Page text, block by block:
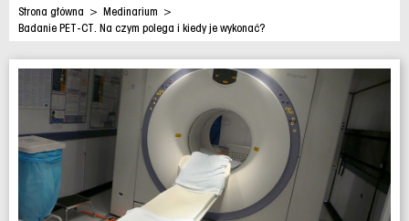
Strona główna > Medinarium >
Badanie PET-CT. Na czym polega i kiedy je wykonać?